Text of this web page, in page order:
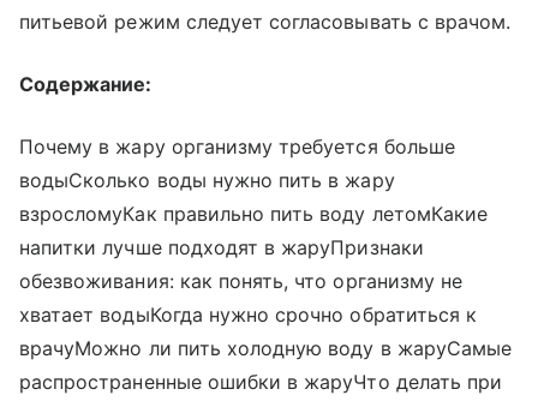
питьевой режим следует согласовывать с врачом.
Содержание:
Почему в жару организму требуется больше
водыСколько воды нужно пить в жару
взросломуКак правильно пить воду летомКакие
напитки лучше подходят в жаруПризнаки
обезвоживания: как понять, что организму не
хватает водыКогда нужно срочно обратиться к
врачуМожно ли пить холодную воду в жаруСамые
распространенные ошибки в жаруЧто делать при